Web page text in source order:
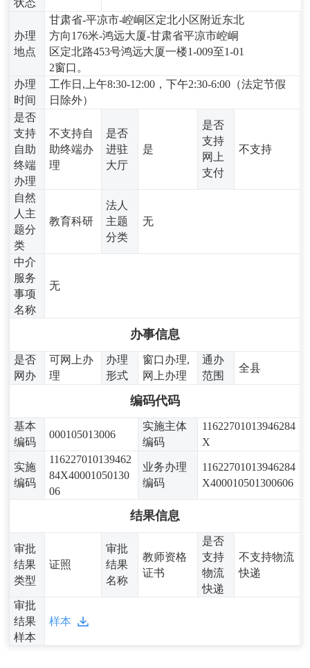
办理
地点
甘肃省-平凉市-崆峒区定北小区附近东北
方向176米-鸿远大厦-甘肃省平凉市崆峒
区定北路453号鸿远大厦一楼1-009至1-01
2窗口。
办理
时间
工作日,上午8:30-12:00，下午2:30-6:00（法定节假
日除外）
是否
支持
自助
终端
办理
不支持自
助终端办
理
是否
进驻
大厅
是
是否
支持
网上
支付
不支持
自然
人主
题分
类
教育科研
法人
主题
分类
无
中介
服务
事项
名称
无
办事信息
是否
网办
可网上办
理
办理
形式
窗口办理,
网上办理
通办
范围
全县
编码代码
基本
编码
000105013006
实施主体
编码
11622701013946284
X
实施
编码
116227010139462
84X40001050130
06
业务办理
编码
11622701013946284
X400010501300606
结果信息
审批
结果
类型
证照
审批
结果
名称
教师资格
证书
是否
支持
物流
快递
不支持物流
快递
审批
结果
样本
样本